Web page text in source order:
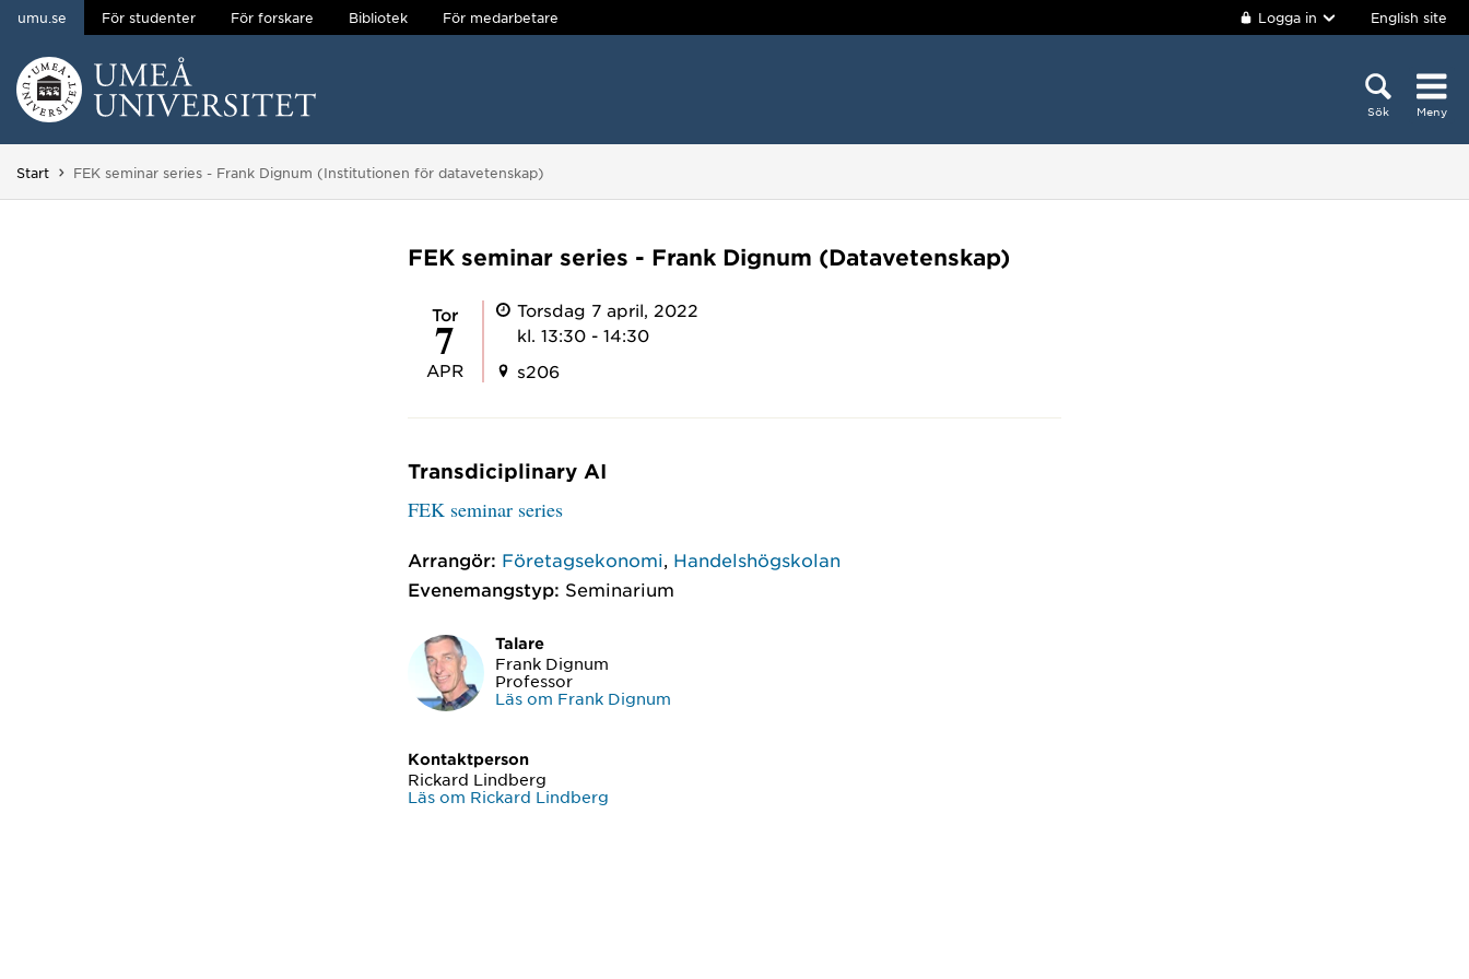
Hoppa direkt till innehållet
umu.se För studenter För forskare Bibliotek För medarbetare Logga in English site
Sök Meny
Huvudmenyn dold.
Start Du är här:
FEK seminar series - Frank Dignum (Institutionen för datavetenskap)
FEK seminar series - Frank Dignum (Datavetenskap)
tor
7
APR
Torsdag 7 april, 2022
kl. 13:30 - 14:30
s206
Transdiciplinary AI
FEK seminar series
Arrangör: Företagsekonomi Handelshögskolan
Evenemangstyp: Seminarium
Talare
Frank Dignum
Professor
Läs om Frank Dignum
Kontaktperson
Rickard Lindberg
Läs om Rickard Lindberg